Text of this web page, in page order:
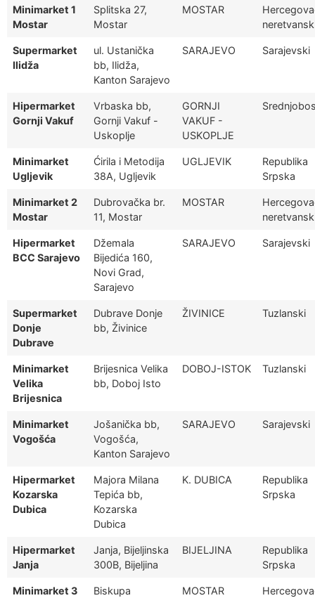
Minimarket 1
Mostar
Splitska 27,
Mostar
MOSTAR
Supermarket
Ilidža
ul. Ustanička
bb, Ilidža,
Kanton Sarajevo
SARAJEVO Sarajevski
Hipermarket
Gornji Vakuf
Vrbaska bb,
Gornji Vakuf -
Uskoplje
GORNJI
VAKUF -
USKOPLJE
Minimarket
Ugljevik
Ćirila i Metodija
38A, Ugljevik
UGLJEVIK
Republika
Srpska
Minimarket 2
Mostar
Dubrovačka br.
11, Mostar
MOSTAR
Hipermarket
BCC Sarajevo
Džemala
Bijedića 160,
Novi Grad,
Sarajevo
SARAJEVO Sarajevski
Supermarket
Donje
Dubrave
Dubrave Donje
bb, Živinice
ŽIVINICE Tuzlanski
Minimarket
Velika
Brijesnica
Brijesnica Velika
bb, Doboj Isto
DOBOJ-ISTOK Tuzlanski
Minimarket
Vogošća
Jošanička bb,
Vogošća,
Kanton Sarajevo
SARAJEVO Sarajevski
Hipermarket
Kozarska
Dubica
Majora Milana
Tepića bb,
Kozarska
Dubica
K. DUBICA
Republika
Srpska
Hipermarket
Janja
Janja, Bijeljinska
300B, Bijeljina
BIJELJINA
Republika
Srpska
Minimarket 3
Biskupa
MOSTAR